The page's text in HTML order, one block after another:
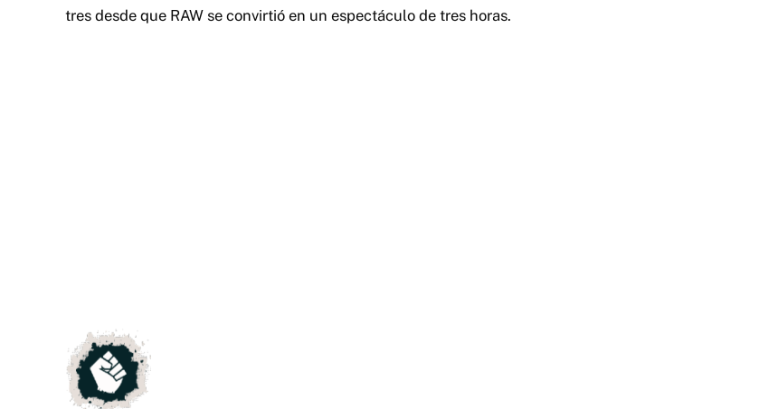
tres desde que RAW se convirtió en un espectáculo de tres horas.